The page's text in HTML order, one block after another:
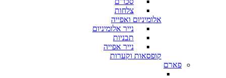
צלחות
אלומיניום ואפייה
נייר אלומיניום
תבניות
נייר אפייה
קופסאות וקערות
פארם